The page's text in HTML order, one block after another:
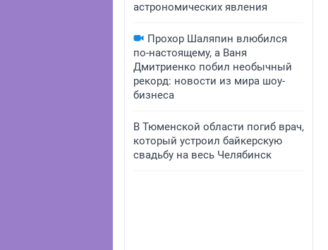
астрономических явления
Прохор Шаляпин влюбился
по-настоящему, а Ваня
Дмитриенко побил необычный
рекорд: новости из мира шоу-
бизнеса
В Тюменской области погиб врач,
который устроил байкерскую
свадьбу на весь Челябинск